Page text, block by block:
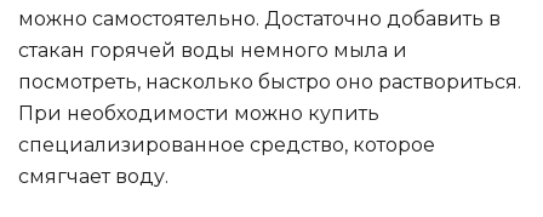
можно самостоятельно. Достаточно добавить в
стакан горячей воды немного мыла и
посмотреть, насколько быстро оно раствориться.
При необходимости можно купить
специализированное средство, которое
смягчает воду.